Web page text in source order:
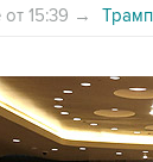
15:39 →